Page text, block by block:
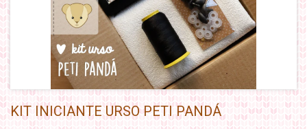
KIT INICIANTE URSO PETI PANDÁ